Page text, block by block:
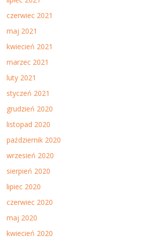
czerwiec 2021
maj 2021
kwiecień 2021
marzec 2021
luty 2021
styczeń 2021
grudzień 2020
listopad 2020
październik 2020
wrzesień 2020
sierpień 2020
lipiec 2020
czerwiec 2020
maj 2020
kwiecień 2020